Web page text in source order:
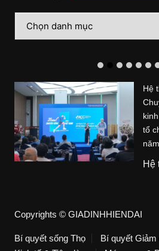
mục
Hệ
tổ
Hệ
Copyrights © GIADINHHIENDAI
Bí quyết sống Thọ
Bí quyết Giảm